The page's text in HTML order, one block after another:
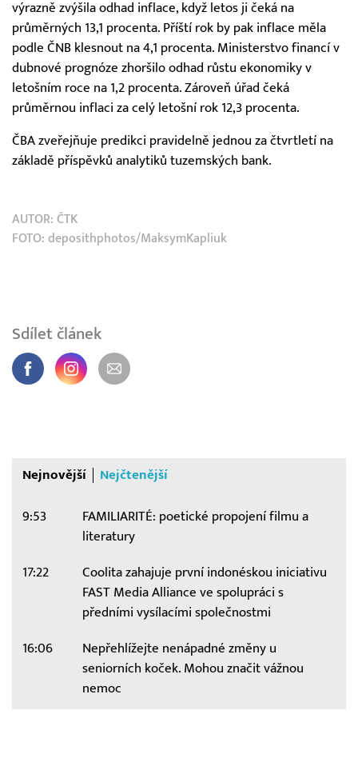
výrazně zvýšila odhad inflace, když letos ji čeká na
průměrných 13,1 procenta. Příští rok by pak inflace měla
podle ČNB klesnout na 4,1 procenta. Ministerstvo financí v
dubnové prognóze zhoršilo odhad růstu ekonomiky v
letošním roce na 1,2 procenta. Zároveň úřad čeká
průměrnou inflaci za celý letošní rok 12,3 procenta.
ČBA zveřejňuje predikci pravidelně jednou za čtvrtletí na
základě příspěvků analytiků tuzemských bank.
AUTOR: ČTK
FOTO: deposithphotos/MaksymKapliuk
Sdílet článek
Nejnovější Nejčtenější
9:53
FAMILIARITÉ: poetické propojení filmu a
literatury
17:22
Coolita zahajuje první indonéskou iniciativu
FAST Media Alliance ve spolupráci s
předními vysílacími společnostmi
16:06
Nepřehlížejte nenápadné změny u
seniorních koček. Mohou značit vážnou
nemoc